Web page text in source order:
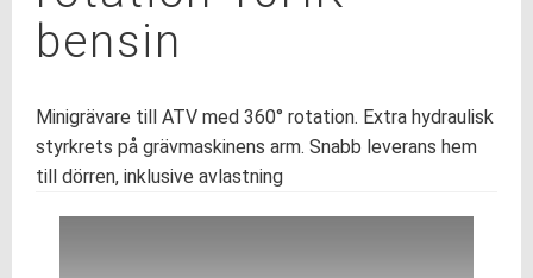
bensin
Minigrävare till ATV med 360° rotation. Extra hydraulisk
styrkrets på grävmaskinens arm. Snabb leverans hem
till dörren, inklusive avlastning